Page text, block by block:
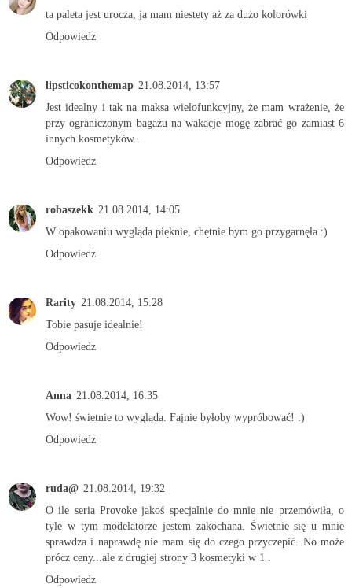
ta paleta jest urocza, ja mam niestety aż za dużo kolorówki
Odpowiedz
lipsticokonthemap 21.08.2014, 13:57
Jest idealny i tak na maksa wielofunkcyjny, że mam wrażenie, że
przy ograniczonym bagażu na wakacje mogę zabrać go zamiast 6
innych kosmetyków..
Odpowiedz
robaszekk 21.08.2014, 14:05
W opakowaniu wygląda pięknie, chętnie bym go przygarnęła :)
Odpowiedz
Rarity 21.08.2014, 15:28
Tobie pasuje idealnie!
Odpowiedz
Anna 21.08.2014, 16:35
Wow! świetnie to wygląda. Fajnie byłoby wypróbować! :)
Odpowiedz
ruda@ 21.08.2014, 19:32
O ile seria Provoke jakoś specjalnie do mnie nie przemówiła, o
tyle w tym modelatorze jestem zakochana. Świetnie się u mnie
sprawdza i naprawdę nie mam się do czego przyczepić. No może
prócz ceny...ale z drugiej strony 3 kosmetyki w 1 .
Odpowiedz